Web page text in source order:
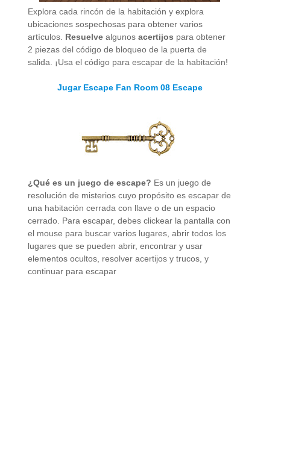
Explora cada rincón de la habitación y explora
ubicaciones sospechosas para obtener varios
artículos. Resuelve algunos acertijos para obtener
2 piezas del código de bloqueo de la puerta de
salida. ¡Usa el código para escapar de la habitación!
Jugar Escape Fan Room 08 Escape
¿Qué es un juego de escape? Es un juego de
resolución de misterios cuyo propósito es escapar de
una habitación cerrada con llave o de un espacio
cerrado. Para escapar, debes clickear la pantalla con
el mouse para buscar varios lugares, abrir todos los
lugares que se pueden abrir, encontrar y usar
elementos ocultos, resolver acertijos y trucos, y
continuar para escapar